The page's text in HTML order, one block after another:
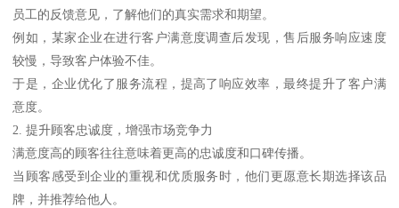
员工的反馈意见，了解他们的真实需求和期望。
例如，某家企业在进行客户满意度调查后发现，售后服务响应速度
较慢，导致客户体验不佳。
于是，企业优化了服务流程，提高了响应效率，最终提升了客户满
意度。
2. 提升顾客忠诚度，增强市场竞争力
满意度高的顾客往往意味着更高的忠诚度和口碑传播。
当顾客感受到企业的重视和优质服务时，他们更愿意长期选择该品
牌，并推荐给他人。